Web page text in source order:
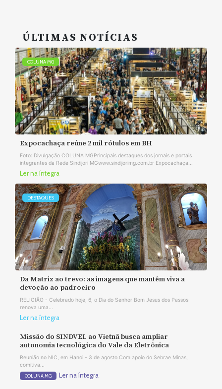
ÚLTIMAS NOTÍCIAS
COLUNA MG
Expocachaça reúne 2 mil rótulos em BH
Foto: Divulgação COLUNA MGPrincipais destaques dos jornais e portais
integrantes da Rede Sindijori MGwww.sindijorimg.com.br Expocachaça...
Ler na íntegra
DESTAQUES
Da Matriz ao trevo: as imagens que mantêm viva a
devoção ao padroeiro
RELIGIÃO - Celebrado hoje, 6, o Dia do Senhor Bom Jesus dos Passos
renova uma...
Ler na íntegra
Missão do SINDVEL ao Vietnã busca ampliar
autonomia tecnológica do Vale da Eletrônica
Reunião no NIC, em Hanoi - 3 de agosto Com apoio do Sebrae Minas,
comitiva...
COLUNA MG Ler na íntegra